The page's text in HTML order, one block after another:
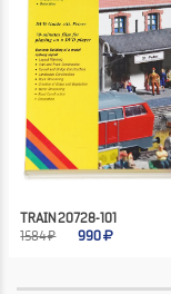
TRAIN 20728-101
1584 ₽
990